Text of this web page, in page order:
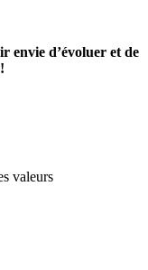
envie d’évoluer et de
valeurs